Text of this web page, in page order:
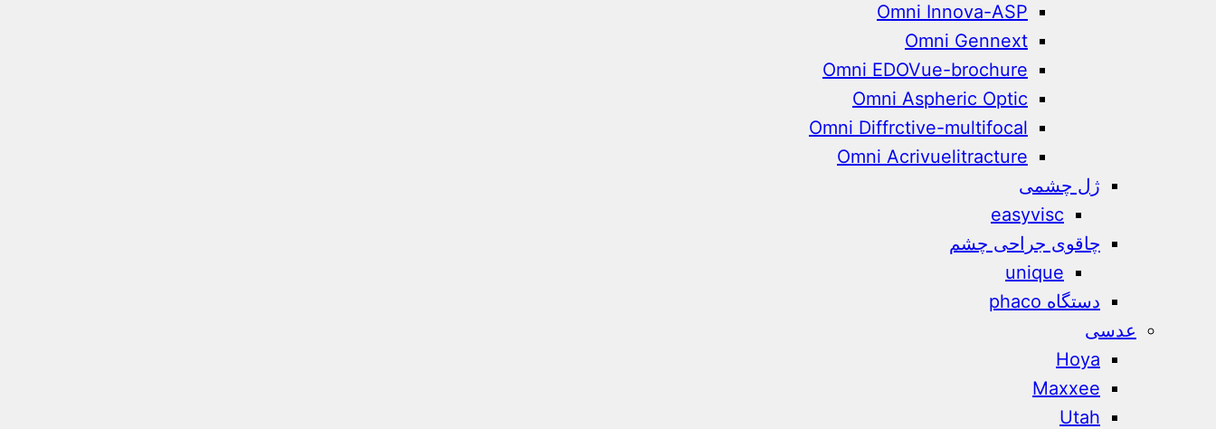
Omni Innova-ASP
Omni Gennext
Omni EDOVue-brochure
Omni Aspheric Optic
Omni Diffrctive-multifocal
Omni Acrivuelitracture
ژل چشمی
easyvisc
چاقوی جراحی چشم
unique
دستگاه phaco
عدسی
Hoya
Maxxee
Utah